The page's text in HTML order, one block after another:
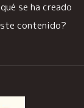
se ha creado
contenido?